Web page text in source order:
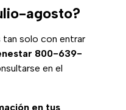
agosto?
tan solo con entrar
800-639-
en el
en tus